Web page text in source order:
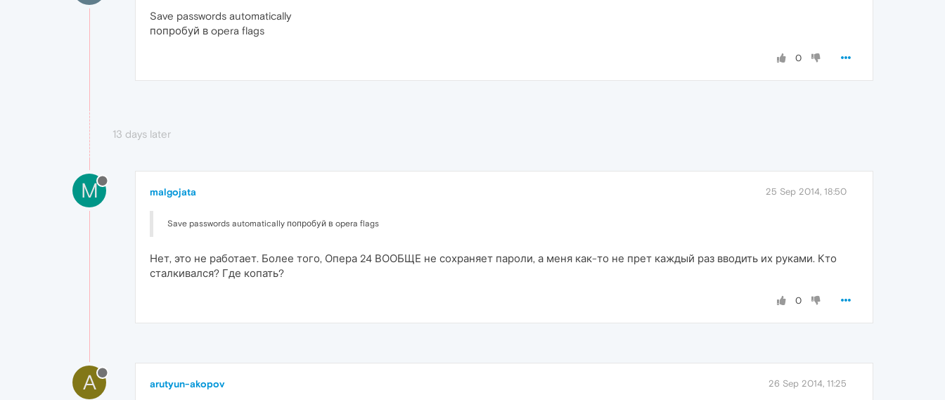
Save passwords automatically
попробуй в opera flags
0
13 days later
M malgojata 25 Sep 2014, 18:50
Save passwords automatically попробуй в opera flags
Нет, это не работает. Более того, Опера 24 ВООБЩЕ не сохраняет пароли, а меня как-то не прет каждый раз вводить их руками. Кто
сталкивался? Где копать?
0
A arutyun-akopov 26 Sep 2014, 11:25